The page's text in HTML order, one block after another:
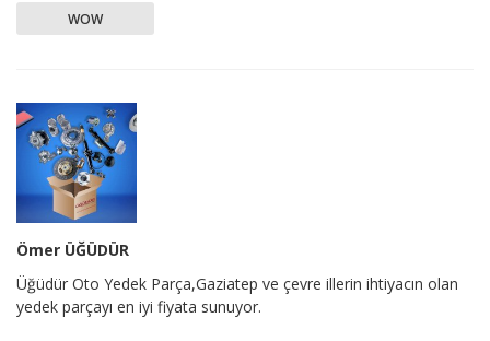
WOW
Ömer ÜĞÜDÜR
Üğüdür Oto Yedek Parça,Gaziatep ve çevre illerin ihtiyacın olan
yedek parçayı en iyi fiyata sunuyor.